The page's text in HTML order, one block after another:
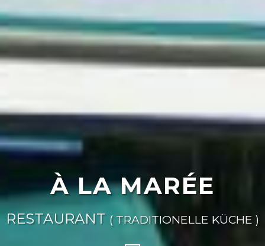
À LA MARÉE
RESTAURANT ( TRADITIONELLE KÜCHE )